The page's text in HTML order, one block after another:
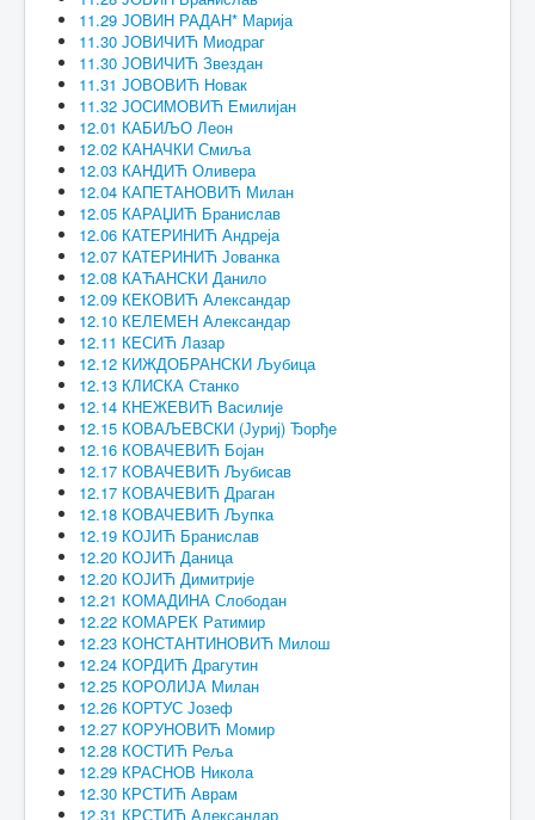
11.29 ЈОВИН РАДАН* Марија
11.30 ЈОВИЧИЋ Миодраг
11.30 ЈОВИЧИЋ Звездан
11.31 ЈОВОВИЋ Новак
11.32 ЈОСИМОВИЋ Емилијан
12.01 КАБИЉО Леон
12.02 КАНАЧКИ Смиља
12.03 КАНДИЋ Оливера
12.04 КАПЕТАНОВИЋ Милан
12.05 КАРАЏИЋ Бранислав
12.06 КАТЕРИНИЋ Андреја
12.07 КАТЕРИНИЋ Јованка
12.08 КАЋАНСКИ Данило
12.09 КЕКОВИЋ Александар
12.10 КЕЛЕМЕН Александар
12.11 КЕСИЋ Лазар
12.12 КИЖДОБРАНСКИ Љубица
12.13 КЛИСКА Станко
12.14 КНЕЖЕВИЋ Василије
12.15 КОВАЉЕВСКИ (Јуриј) Ђорђе
12.16 КОВАЧЕВИЋ Бојан
12.17 КОВАЧЕВИЋ Љубисав
12.17 КОВАЧЕВИЋ Драган
12.18 КОВАЧЕВИЋ Љупка
12.19 КОЈИЋ Бранислав
12.20 КОЈИЋ Даница
12.20 КОЈИЋ Димитрије
12.21 КОМАДИНА Слободан
12.22 КОМАРЕК Ратимир
12.23 КОНСТАНТИНОВИЋ Милош
12.24 КОРДИЋ Драгутин
12.25 КОРОЛИЈА Милан
12.26 КОРТУС Јозеф
12.27 КОРУНОВИЋ Момир
12.28 КОСТИЋ Реља
12.29 КРАСНОВ Никола
12.30 КРСТИЋ Аврам
12.31 КРСТИЋ Александар